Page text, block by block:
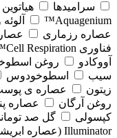
سرامیدها
هیاتوین
Aquagenium™
آلوئه
عصاره رزماری
فناوری Cell Respiration™
آووکادو
روغن
سیب
اسطوخودوس
زیتون
عصاره ی
روغن آرگان
عصاره
کپسولی
گل صد
Illuminator (عصاره ابریشم طلایی، مروارید ژاپنی، تیانین)